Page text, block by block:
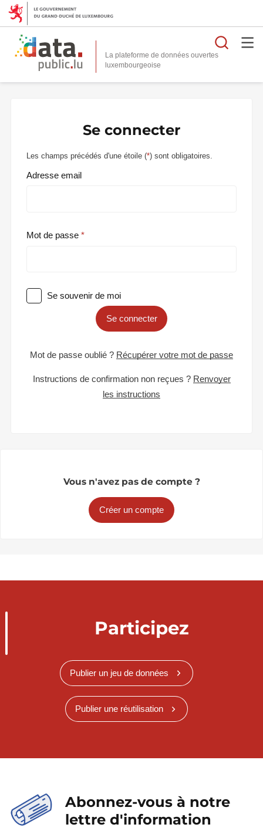
La plateforme de données ouvertes
Se connecter
Les champs précédés d'une étoile (*) sont obligatoires.
Adresse email
Mot de passe
Se souvenir de moi
Se connecter
Mot de passe oublié ? Récupérer votre mot de passe
Instructions de confirmation non reçues ? Renvoyer
les instructions
Vous n'avez pas de compte ?
Créer un compte
Participez
Publier un jeu de données
Publier une réutilisation
Abonnez-vous à notre
lettre d'information